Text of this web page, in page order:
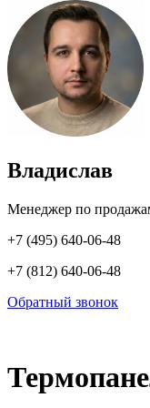
Владислав
Менеджер по
+7 (495) 640-06-48
+7 (812) 640-06-48
Обратный звонок